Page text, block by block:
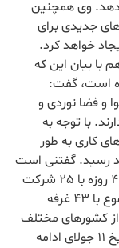
دهد. وی همچنین
جدیدی برای
خواهد کرد.
با بیان این که
است، گفت:
فضا نوردی و
با توجه به
کاری به طور
رسید. گفتنی است
ترکیه به عنوان کشور شریک در این نمایشگاه 4 روزه با 25 شرکت
خصوصی، 7 آژانس توسعه و 11 اتحادیه در مجموع با 43 غرفه
اینوپروم با 600 شرکت از کشورهای مختلف
در محلی به وسعت 20 هزار متر از امروز تا تاریخ 11 جولای ادامه